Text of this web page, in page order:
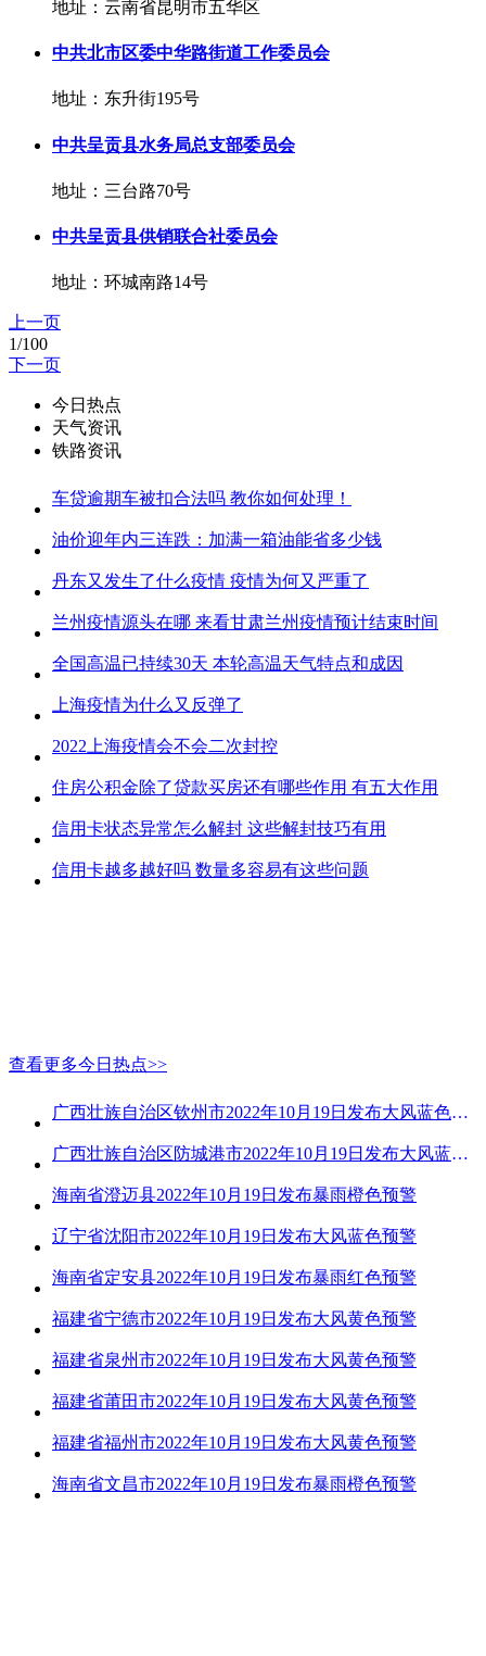
地址：云南省昆明市五华区
中共北市区委中华路街道工作委员会
地址：东升街195号
中共呈贡县水务局总支部委员会
地址：三台路70号
中共呈贡县供销联合社委员会
地址：环城南路14号
上一页
1/100
下一页
今日热点
天气资讯
铁路资讯
车贷逾期车被扣合法吗 教你如何处理！
油价迎年内三连跌：加满一箱油能省多少钱
丹东又发生了什么疫情 疫情为何又严重了
兰州疫情源头在哪 来看甘肃兰州疫情预计结束时间
全国高温已持续30天 本轮高温天气特点和成因
上海疫情为什么又反弹了
2022上海疫情会不会二次封控
住房公积金除了贷款买房还有哪些作用 有五大作用
信用卡状态异常怎么解封 这些解封技巧有用
信用卡越多越好吗 数量多容易有这些问题
查看更多今日热点>>
广西壮族自治区钦州市2022年10月19日发布大风蓝色预警
广西壮族自治区防城港市2022年10月19日发布大风蓝色预警
海南省澄迈县2022年10月19日发布暴雨橙色预警
辽宁省沈阳市2022年10月19日发布大风蓝色预警
海南省定安县2022年10月19日发布暴雨红色预警
福建省宁德市2022年10月19日发布大风黄色预警
福建省泉州市2022年10月19日发布大风黄色预警
福建省莆田市2022年10月19日发布大风黄色预警
福建省福州市2022年10月19日发布大风黄色预警
海南省文昌市2022年10月19日发布暴雨橙色预警